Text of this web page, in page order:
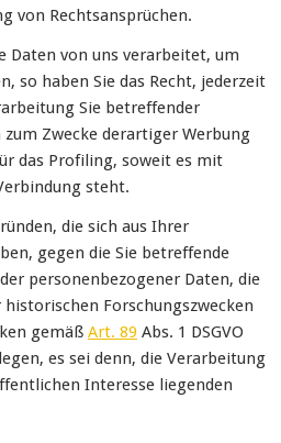
von Rechtsansprüchen.
Daten von uns verarbeitet, um
so haben Sie das Recht, jederzeit
Sie betreffender
Zwecke derartiger Werbung
das Profiling, soweit es mit
steht.
die sich aus Ihrer
gegen die Sie betreffende
personenbezogener Daten, die
Forschungszwecken
gemäß Art. 89 Abs. 1 DSGVO
es sei denn, die Verarbeitung
Interesse liegenden